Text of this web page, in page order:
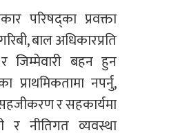
परिषद्का प्रवक्ता
बाल अधिकारप्रति
र जिम्मेवारी बहन हुन
प्राथमिकतामा नपर्नु,
र सहकार्यमा
र नीतिगत व्यवस्था